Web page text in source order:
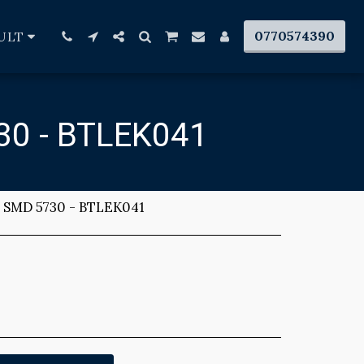
0770574390
- BTLEK041
5730 - BTLEK041